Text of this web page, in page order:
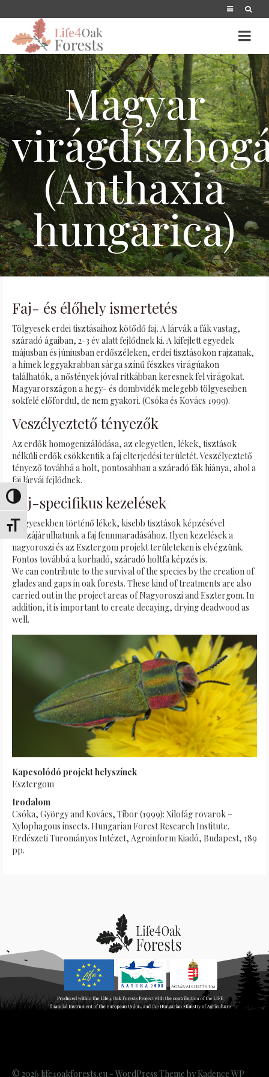
Passer en contraste élevé
Changer la taille de la police
Magyar
(Anthaxia
hungarica)
Faj- és élőhely ismertetés
Tölgyesek erdei tisztásaihoz kötődő faj. A lárvák a fák vastag,
száradó ágaiban, 2-3 év alatt fejlődnek ki. A kifejlett egyedek
májusban és júniusban erdőszéleken, erdei tisztásokon rajzanak,
a hímek leggyakrabban sárga színű fészkes virágúakon
találhatók, a nőstények jóval ritkábban keresnek fel virágokat.
Magyarországon a hegy- és dombvidék melegebb tölgyeseiben
sokfelé előfordul, de nem gyakori. (Csóka és Kovács 1999).
Veszélyeztető tényezők
Az erdők homogenizálódása, az elegyetlen, lékek, tisztások
nélküli erdők csökkentik a faj elterjedési területét. Veszélyeztető
tényező továbbá a holt, pontosabban a száradó fák hiánya, ahol a
faj lárvái fejlődnek.
Faj-specifikus kezelések
Tölgyesekben történő lékek, kisebb tisztások képzésével
hozzájárulhatunk a faj fennmaradásához. Ilyen kezelések a
nagyoroszi és az Esztergom projekt területeken is elvégzünk.
Fontos továbbá a korhadó, száradó holtfa képzés is.
We can contribute to the survival of the species by the creation of
glades and gaps in oak forests. These kind of treatments are also
carried out in the project areas of Nagyoroszi and Esztergom. In
addition, it is important to create decaying, drying deadwood as
well.
Kapcsolódó projekt helyszínek
Esztergom
Irodalom
Csóka, György and Kovács, Tibor (1999): Xilofág rovarok –
Xylophagous insects. Hungarian Forest Research Institute.
Erdészeti Turományos Intézet, Agroinform Kiadó, Budapest, 189
pp.
© 2026 life4oakforests.eu - WordPress Theme by Kadence WP